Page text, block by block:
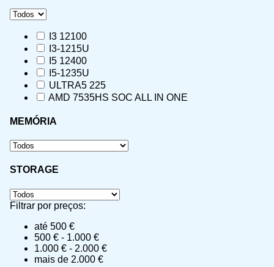
I3 12100
I3-1215U
I5 12400
I5-1235U
ULTRA5 225
AMD 7535HS SOC ALL IN ONE
MEMÓRIA
STORAGE
Filtrar por preços:
até 500 €
500 € - 1.000 €
1.000 € - 2.000 €
mais de 2.000 €